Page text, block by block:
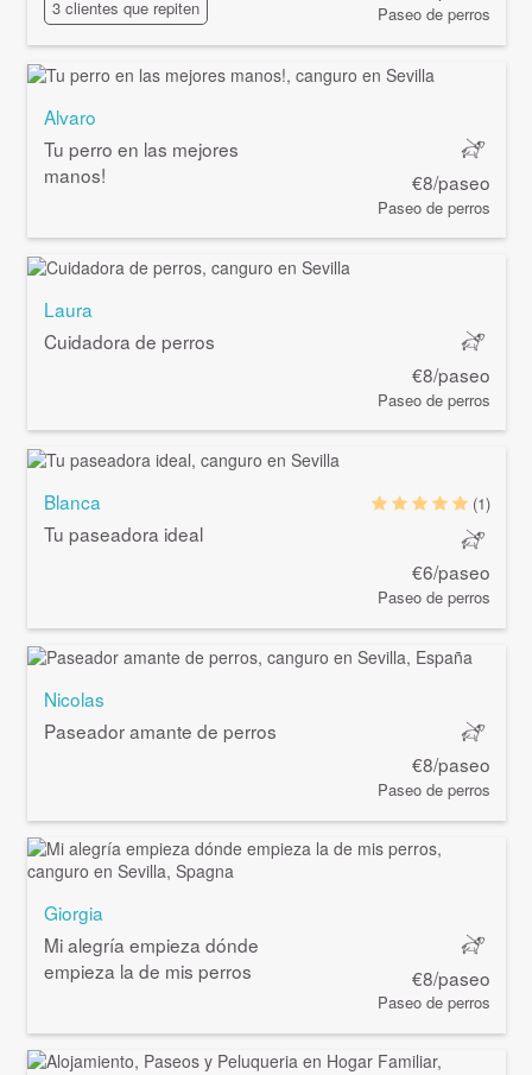
3 clientes que repiten Paseo de perros
Alvaro
Tu perro en las mejores
manos!
€8/paseo
Paseo de perros
Laura
Cuidadora de perros
€8/paseo
Paseo de perros
Blanca
Tu paseadora ideal
(1)
€6/paseo
Paseo de perros
Nicolas
Paseador amante de perros
€8/paseo
Paseo de perros
Giorgia
Mi alegría empieza dónde
empieza la de mis perros
€8/paseo
Paseo de perros